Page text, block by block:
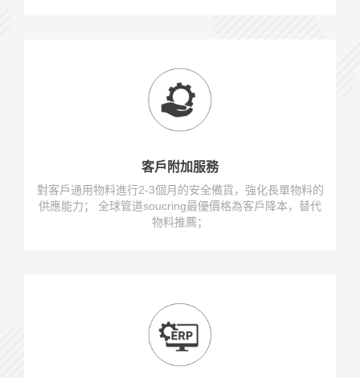
客戶附加服務
對客戶通用物料進行2-3個月的安全備貨，強化長單物料的
供應能力； 全球管道soucring最優價格為客戶降本，替代
物料推薦；